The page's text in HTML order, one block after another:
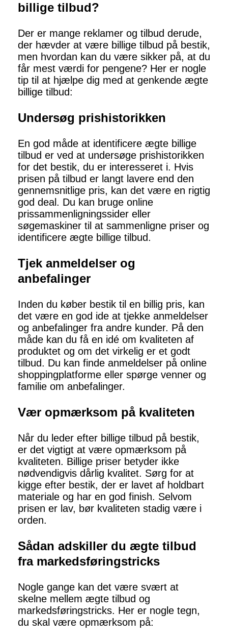
billige tilbud?
Der er mange reklamer og tilbud derude,
der hævder at være billige tilbud på bestik,
men hvordan kan du være sikker på, at du
får mest værdi for pengene? Her er nogle
tip til at hjælpe dig med at genkende ægte
billige tilbud:
Undersøg prishistorikken
En god måde at identificere ægte billige
tilbud er ved at undersøge prishistorikken
for det bestik, du er interesseret i. Hvis
prisen på tilbud er langt lavere end den
gennemsnitlige pris, kan det være en rigtig
god deal. Du kan bruge online
prissammenligningssider eller
søgemaskiner til at sammenligne priser og
identificere ægte billige tilbud.
Tjek anmeldelser og
anbefalinger
Inden du køber bestik til en billig pris, kan
det være en god ide at tjekke anmeldelser
og anbefalinger fra andre kunder. På den
måde kan du få en idé om kvaliteten af
produktet og om det virkelig er et godt
tilbud. Du kan finde anmeldelser på online
shoppingplatforme eller spørge venner og
familie om anbefalinger.
Vær opmærksom på kvaliteten
Når du leder efter billige tilbud på bestik,
er det vigtigt at være opmærksom på
kvaliteten. Billige priser betyder ikke
nødvendigvis dårlig kvalitet. Sørg for at
kigge efter bestik, der er lavet af holdbart
materiale og har en god finish. Selvom
prisen er lav, bør kvaliteten stadig være i
orden.
Sådan adskiller du ægte tilbud
fra markedsføringstricks
Nogle gange kan det være svært at
skelne mellem ægte tilbud og
markedsføringstricks. Her er nogle tegn,
du skal være opmærksom på: